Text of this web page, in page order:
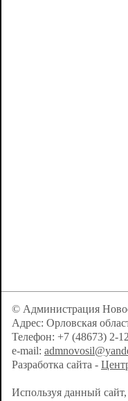
© Администрация
Адрес: Орловская
Телефон: +7 (48673) 2-
e-mail:
Разработка сайта -
Используя данный сайт,